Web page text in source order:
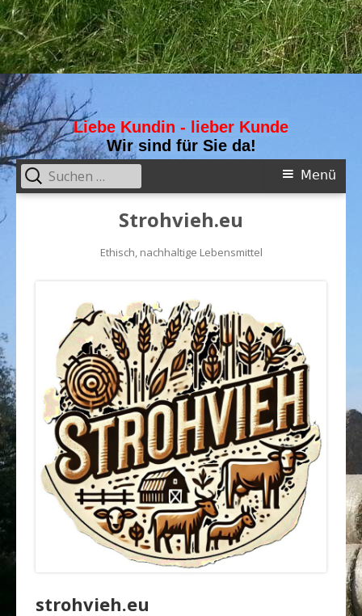
Liebe Kundin - lieber Kunde
Wir sind für Sie da!